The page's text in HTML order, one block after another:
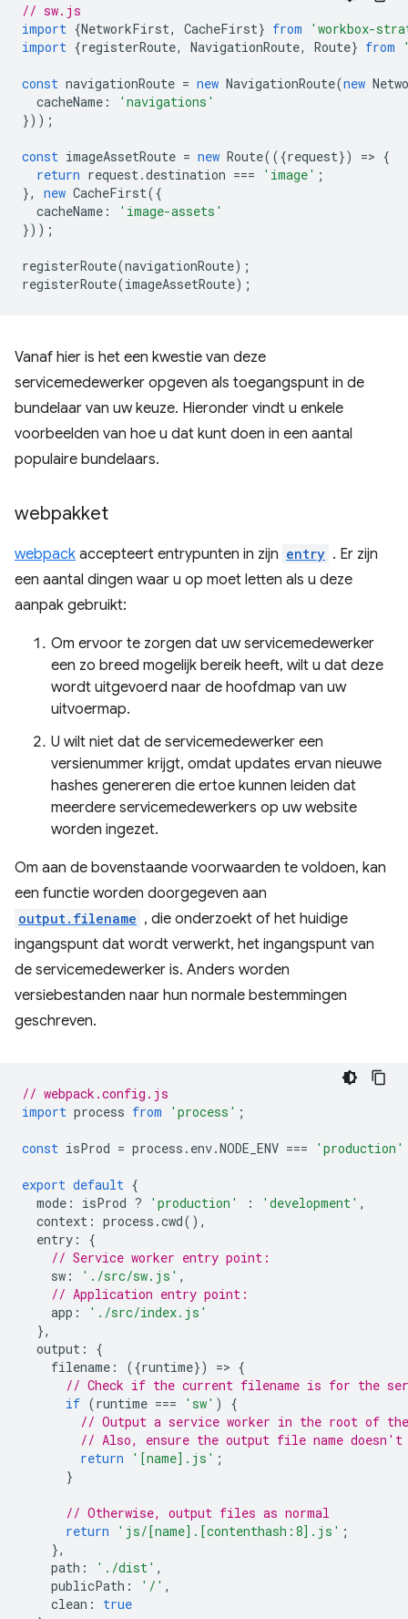
// sw.js
import {NetworkFirst, CacheFirst} from
'workbox-
import {registerRoute, NavigationRoute, Route} from
const navigationRoute = new NavigationRoute(new
cacheName :
'navigations'
}));
const imageAssetRoute = new Route(({request}) => {
return request.destination === 'image' ;
},
new CacheFirst({
cacheName :
'image-assets'
}));
registerRoute(navigationRoute);
registerRoute(imageAssetRoute);
Vanaf hier is het een kwestie van deze
servicemedewerker opgeven als toegangspunt in de
bundelaar van uw keuze. Hieronder vindt u enkele
voorbeelden van hoe u dat kunt doen in een aantal
populaire bundelaars.
webpakket
webpack accepteert entrypunten in zijn entry . Er zijn
een aantal dingen waar u op moet letten als u deze
aanpak gebruikt:
Om ervoor te zorgen dat uw servicemedewerker
een zo breed mogelijk bereik heeft, wilt u dat deze
wordt uitgevoerd naar de hoofdmap van uw
uitvoermap.
U wilt niet dat de servicemedewerker een
versienummer krijgt, omdat updates ervan nieuwe
hashes genereren die ertoe kunnen leiden dat
meerdere servicemedewerkers op uw website
worden ingezet.
Om aan de bovenstaande voorwaarden te voldoen, kan
een functie worden doorgegeven aan
output.filename , die onderzoekt of het huidige
ingangspunt dat wordt verwerkt, het ingangspunt van
de servicemedewerker is. Anders worden
versiebestanden naar hun normale bestemmingen
geschreven.
// webpack.config.js
import process from 'process' ;
const isProd = process . env.NODE_ENV === 'production'
export default {
mode : isProd ? 'production' : 'development' ,
context : process .cwd(),
entry :
{
// Service worker entry point:
sw : './src/sw.js' ,
// Application entry point:
app :
'./src/index.js'
},
output :
{
filename : ({runtime}) => {
// Check if the current filename is for the
if (runtime === 'sw' )
{
// Output a service worker in the root of
// Also, ensure the output file name
return
'[name].js' ;
}
// Otherwise, output files as normal
return
'js/[name].[contenthash:8].js' ;
},
path : './dist' ,
publicPath : '/' ,
clean :
true